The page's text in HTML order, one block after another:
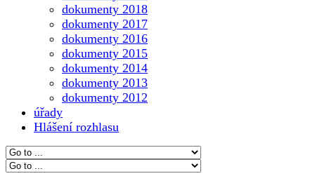
dokumenty 2018
dokumenty 2017
dokumenty 2016
dokumenty 2015
dokumenty 2014
dokumenty 2013
dokumenty 2012
úřady
Hlášení rozhlasu